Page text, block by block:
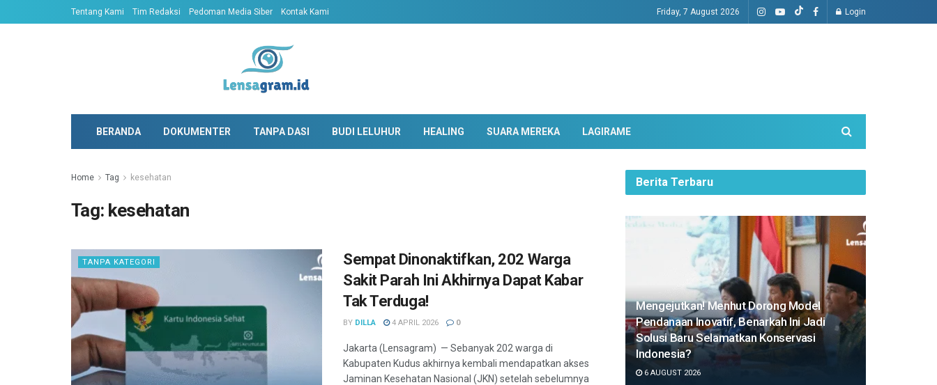
Tentang Kami Tim Redaksi Pedoman Media Siber Kontak Kami Friday, 7 August 2026 Login
BERANDA DOKUMENTER TANPA DASI BUDI LELUHUR HEALING SUARA MEREKA LAGIRAME
Home Tag kesehatan
Tag: kesehatan
TANPA KATEGORI
Sempat Dinonaktifkan, 202 Warga
Sakit Parah Ini Akhirnya Dapat Kabar
Tak Terduga!
BY DILLA 4 APRIL 2026 0
Jakarta (Lensagram) — Sebanyak 202 warga di
Kabupaten Kudus akhirnya kembali mendapatkan akses
Jaminan Kesehatan Nasional (JKN) setelah sebelumnya
Berita Terbaru
Mengejutkan! Menhut Dorong Model
Pendanaan Inovatif, Benarkah Ini Jadi
Solusi Baru Selamatkan Konservasi
Indonesia?
6 AUGUST 2026